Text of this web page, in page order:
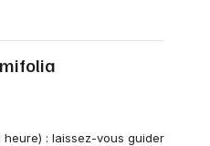
Loire
: laissez-vous guider